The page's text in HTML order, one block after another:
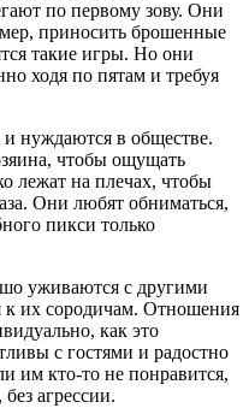
по первому зову. Они
приносить брошенные
такие игры. Но они
ходя по пятам и требуя
нуждаются в обществе.
чтобы ощущать
лежат на плечах, чтобы
Они любят обниматься,
пикси только
уживаются с другими
их сородичам. Отношения
как это
с гостями и радостно
им кто-то не понравится,
агрессии.